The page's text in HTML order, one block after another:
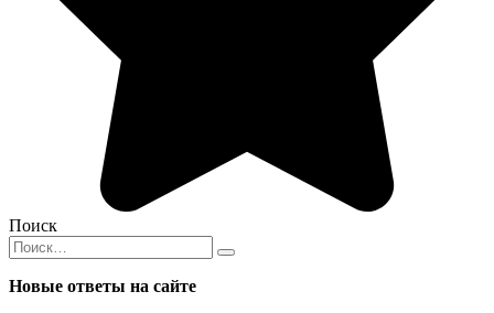
Поиск
Search
for:
Новые ответы на сайте